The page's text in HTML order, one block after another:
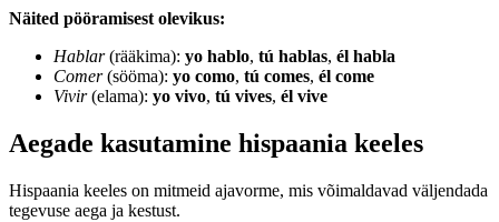
Näited pööramisest olevikus:
Hablar(rääkima): yo hablo, tú hablas, él habla
Comer(sööma): yo como, tú comes, él come
Vivir(elama): yo vivo, tú vives, él vive
Aegade kasutamine hispaania keeles
Hispaania keeles on mitmeid ajavorme, mis võimaldavad väljendada
tegevuse aega ja kestust.